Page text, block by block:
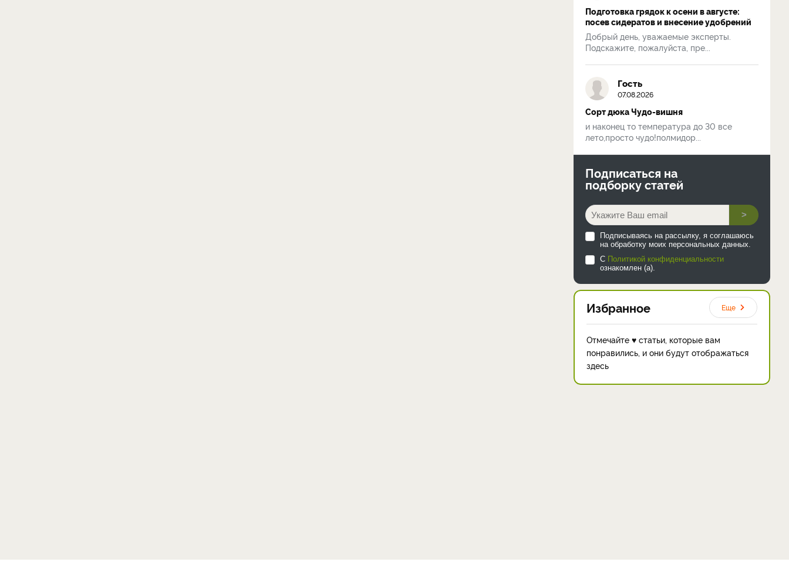
Подготовка грядок к осени в августе:
посев сидератов и внесение удобрений
Добрый день, уважаемые эксперты.
Подскажите, пожалуйста, пре...
Гость
07.08.2026
Сорт дюка Чудо-вишня
и наконец то температура до 30 все
лето,просто чудо!полмидор...
Подписаться на
подборку статей
>
Подписываясь на рассылку, я соглашаюсь
на обработку моих персональных данных.
С Политикой конфиденциальности
ознакомлен (а).
Избранное Еще
Отмечайте ♥ статьи, которые вам
понравились, и они будут отображаться
здесь